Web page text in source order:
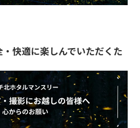
快適に楽しんでいただくた